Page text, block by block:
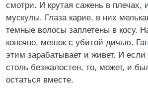
смотри. И крутая сажень в плечах,
мускулы. Глаза карие, в них
темные волосы заплетены в косу.
конечно, мешок с убитой дичью.
этим зарабатывает и живет. И если
столь безжалостен, то, может, и
остаться вместе.